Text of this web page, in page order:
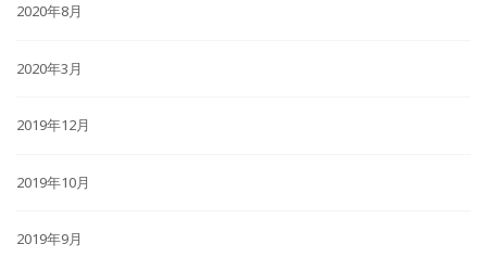
2020年8月
2020年3月
2019年12月
2019年10月
2019年9月